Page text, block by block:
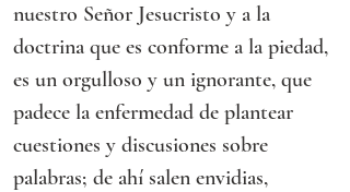
nuestro Señor Jesucristo y a la
doctrina que es conforme a la piedad,
es un orgulloso y un ignorante, que
padece la enfermedad de plantear
cuestiones y discusiones sobre
palabras; de ahí salen envidias,